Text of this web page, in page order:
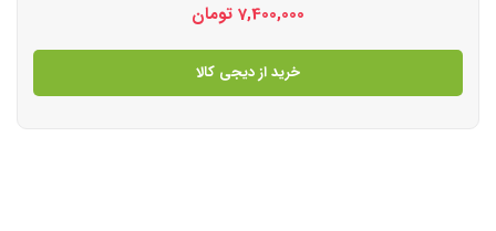
7,400,000 تومان
خرید از دیجی کالا